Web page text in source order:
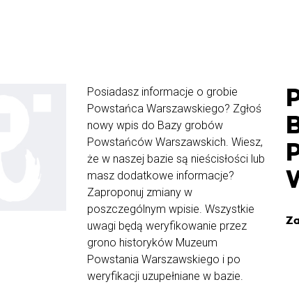
Posiadasz informacje o grobie
Powstańca Warszawskiego? Zgłoś
nowy wpis do Bazy grobów
Powstańców Warszawskich. Wiesz,
że w naszej bazie są nieścisłości lub
masz dodatkowe informacje?
Zaproponuj zmiany w
poszczególnym wpisie. Wszystkie
uwagi będą weryfikowanie przez
grono historyków Muzeum
Powstania Warszawskiego i po
weryfikacji uzupełniane w bazie.